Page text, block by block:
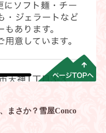
まさか？雪屋Conco